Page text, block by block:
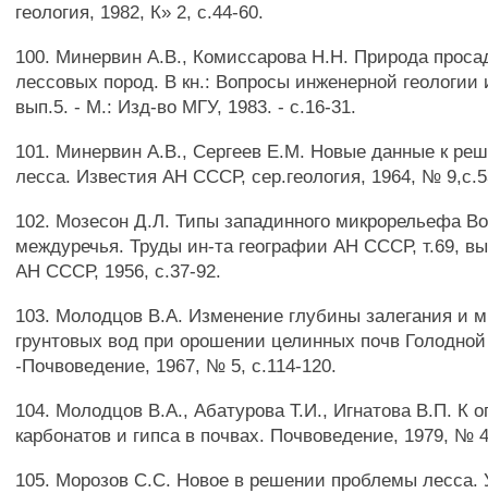
геология, 1982, К» 2, с.44-60.
100. Минервин А.В., Комиссарова Н.Н. Природа
лессовых пород. В кн.: Вопросы инженерной геологии
вып.5. - М.: Изд-во МГУ, 1983. - с.16-31.
101. Минервин А.В., Сергеев Е.М. Новые данные к
лесса. Известия АН СССР, сер.геология, 1964, №
102. Мозесон Д.Л. Типы западинного микрорельефа
междуречья. Труды ин-та географии АН СССР, т.69,
АН СССР, 1956, с.37-92.
103. Молодцов В.А. Изменение глубины залегания и
грунтовых вод при орошении целинных почв
-Почвоведение, 1967, № 5, с.114-120.
104. Молодцов В.А., Абатурова Т.И., Игнатова В.П. К
карбонатов и гипса в почвах. Почвоведение, 1979, №
105. Морозов С.С. Новое в решении проблемы лесса.